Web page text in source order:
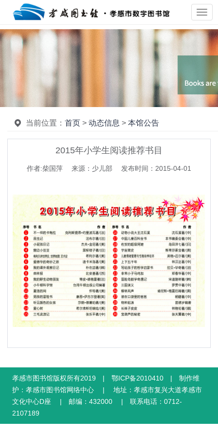
当前位置： 首页 > 动态信息 > 本馆公告
2015年小学生阅读推荐书目
作者:柴国萍 来源：少儿部 发布时间：2015-04-01
孝感市图书馆版权所有2019 | 鄂ICP备2010410 | 制作维
护：孝感市图书馆网络中心 | 地址：孝感市复兴大道孝感市
文化中心D座 | 邮编：432000 | 联系电话：0712-
2107189